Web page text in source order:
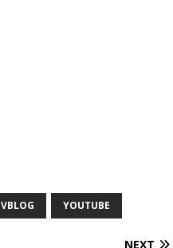
VBLOG YOUTUBE
NEXT